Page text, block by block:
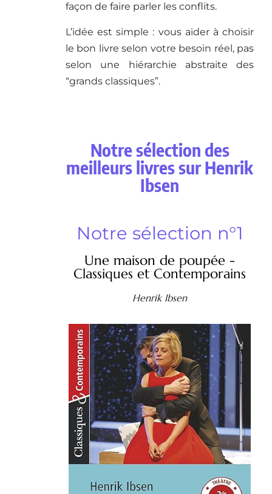
façon de faire parler les conflits.
L’idée est simple : vous aider à choisir
le bon livre selon votre besoin réel, pas
selon une hiérarchie abstraite des
“grands classiques”.
Notre sélection des
meilleurs livres sur Henrik
Ibsen
Notre sélection n°1
Une maison de poupée -
Classiques et Contemporains
Henrik Ibsen